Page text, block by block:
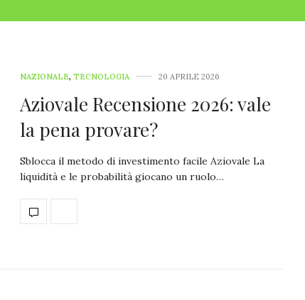
NAZIONALE, TECNOLOGIA 20 APRILE 2026
Aziovale Recensione 2026: vale
la pena provare?
Sblocca il metodo di investimento facile Aziovale La
liquidità e le probabilità giocano un ruolo…